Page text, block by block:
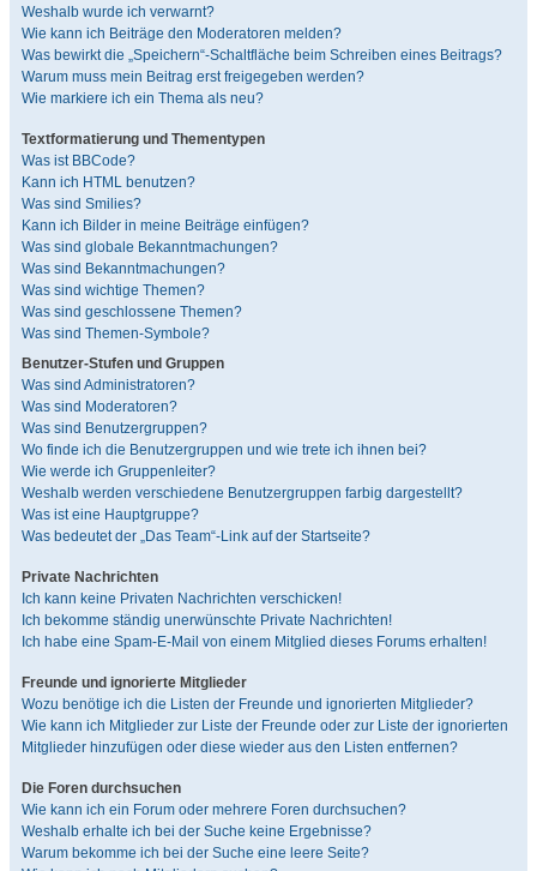
Weshalb wurde ich verwarnt?
Wie kann ich Beiträge den Moderatoren melden?
Was bewirkt die „Speichern“-Schaltfläche beim Schreiben eines Beitrags?
Warum muss mein Beitrag erst freigegeben werden?
Wie markiere ich ein Thema als neu?
Textformatierung und Thementypen
Was ist BBCode?
Kann ich HTML benutzen?
Was sind Smilies?
Kann ich Bilder in meine Beiträge einfügen?
Was sind globale Bekanntmachungen?
Was sind Bekanntmachungen?
Was sind wichtige Themen?
Was sind geschlossene Themen?
Was sind Themen-Symbole?
Benutzer-Stufen und Gruppen
Was sind Administratoren?
Was sind Moderatoren?
Was sind Benutzergruppen?
Wo finde ich die Benutzergruppen und wie trete ich ihnen bei?
Wie werde ich Gruppenleiter?
Weshalb werden verschiedene Benutzergruppen farbig dargestellt?
Was ist eine Hauptgruppe?
Was bedeutet der „Das Team“-Link auf der Startseite?
Private Nachrichten
Ich kann keine Privaten Nachrichten verschicken!
Ich bekomme ständig unerwünschte Private Nachrichten!
Ich habe eine Spam-E-Mail von einem Mitglied dieses Forums erhalten!
Freunde und ignorierte Mitglieder
Wozu benötige ich die Listen der Freunde und ignorierten Mitglieder?
Wie kann ich Mitglieder zur Liste der Freunde oder zur Liste der ignorierten
Mitglieder hinzufügen oder diese wieder aus den Listen entfernen?
Die Foren durchsuchen
Wie kann ich ein Forum oder mehrere Foren durchsuchen?
Weshalb erhalte ich bei der Suche keine Ergebnisse?
Warum bekomme ich bei der Suche eine leere Seite?